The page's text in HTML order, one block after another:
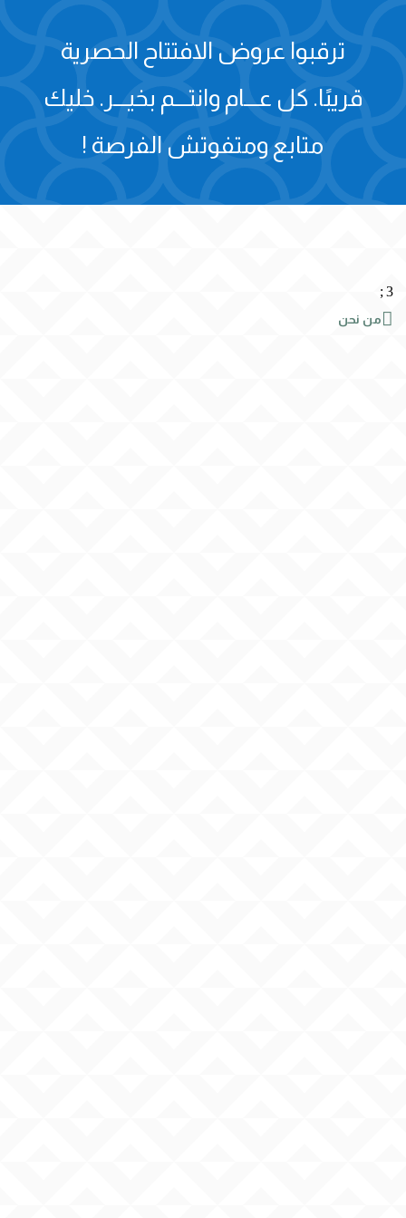
ترقبوا عروض الافتتاح الحصرية
قريبًا. كل عـــام وانتـــم بخيـــر. خليك
متابع ومتفوتش الفرصة !
3
;
من نحن